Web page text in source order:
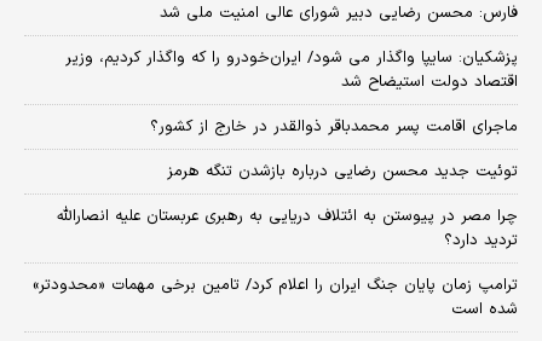
فارس: محسن رضایی دبیر شورای عالی امنیت ملی شد
پزشکیان: سایپا واگذار می شود/ ایران‌خودرو را که واگذار کردیم، وزیر
اقتصاد دولت استیضاح شد
ماجرای اقامت پسر محمدباقر ذوالقدر در خارج از کشور؟
توئیت جدید محسن رضایی درباره بازشدن تنگه هرمز
چرا مصر در پیوستن به ائتلاف دریایی به رهبری عربستان علیه انصارالله
تردید دارد؟
ترامپ زمان پایان جنگ ایران را اعلام کرد/ تامین برخی مهمات «محدودتر»
شده است